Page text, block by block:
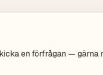
en förfrågan —